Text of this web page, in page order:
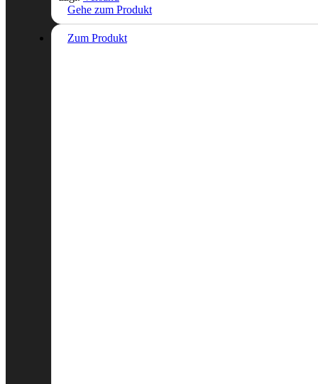
Gehe zum Produkt
Zum Produkt